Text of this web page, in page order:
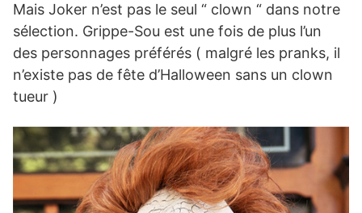
Mais Joker n’est pas le seul “ clown “ dans notre
sélection. Grippe-Sou est une fois de plus l’un
des personnages préférés ( malgré les pranks, il
n’existe pas de fête d’Halloween sans un clown
tueur )